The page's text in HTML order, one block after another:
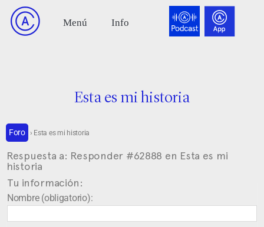
Esta es mi historia
Foro › Esta es mi historia
Respuesta a: Responder #62888 en Esta es mi
historia
Tu información:
Nombre (obligatorio):